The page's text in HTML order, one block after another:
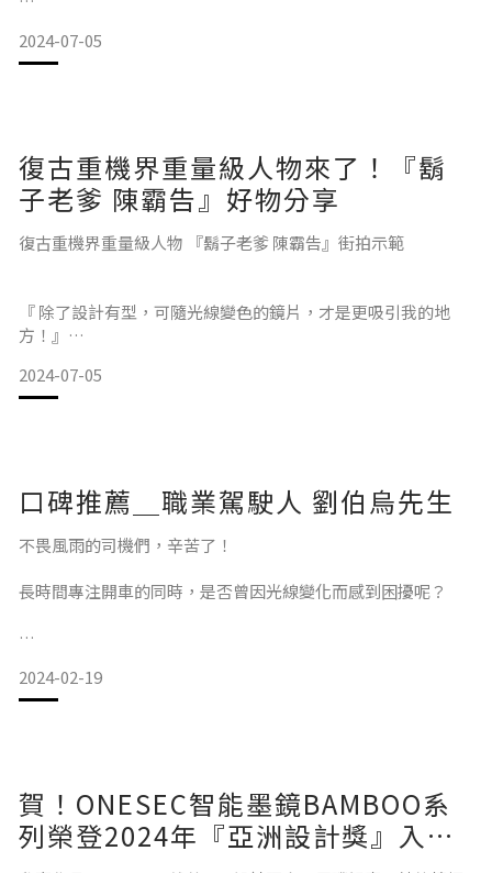
它的造型復古又經典
佩戴起來也很輕便不會讓鼻樑感到壓力
『 銳迪驛站 x ONESEC 』好物分享影片：
最近在尋覓適合自己的墨鏡
可迅速適應光線
開車進入隧道時透過鏡片變色
讓你可以維持清晰視線
酷的是 它還不需要充電🪫
這款太陽眼鏡 採用低功率
有了它 開車騎車太陽再大也不怕😆
謝謝 oneseceyewear 給了我很棒的戶外體驗😌💕
2024-07-05
復古重機界重量級人物來了！『鬍
子老爹 陳霸告』好物分享
復古重機界重量級人物 『鬍子老爹 陳霸告』街拍示範
『 除了設計有型，可隨光線變色的鏡片，才是更吸引我的地
方！』
老人家騎車時帽子和墨鏡缺ㄧ不可！
墨鏡則是保護眼睛，減少紫外線傷害，
會注意到新創品牌 #ONESECeyewear
除了設計有型外，
2024-07-05
口碑推薦＿職業駕駛人 劉伯烏先生
不畏風雨的司機們，辛苦了！
長時間專注開車的同時，是否曾因光線變化而感到困擾呢？
今天特別邀請司機界傳奇人物劉伯烏先生，親自為大家實測
ONESEC智能墨鏡。
2024-02-19
賀！ONESEC智能墨鏡BAMBOO系
列榮登2024年『亞洲設計獎』入